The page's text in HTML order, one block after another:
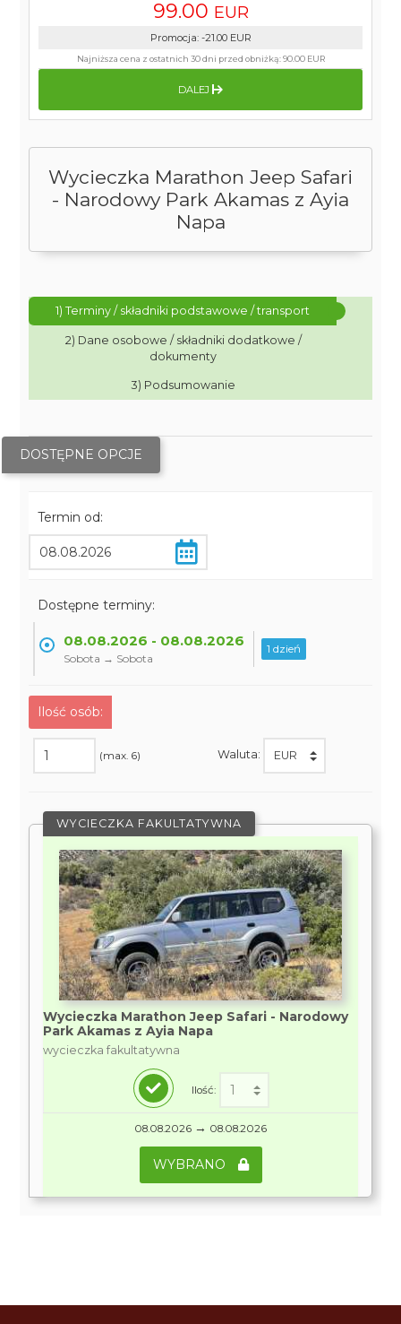
Wycieczka Marathon Jeep Safari
- Narodowy Park Akamas z Ayia
Napa
1) Terminy / składniki podstawowe / transport
2) Dane osobowe / składniki dodatkowe /
dokumenty
3) Podsumowanie
DOSTĘPNE OPCJE
Termin od:
Dostępne terminy:
08.08.2026 - 08.08.2026
Sobota → Sobota
1 dzień
Ilość osób:
(max. 6) Waluta:
WYCIECZKA FAKULTATYWNA
Wycieczka Marathon Jeep Safari - Narodowy
Park Akamas z Ayia Napa
wycieczka fakultatywna
Ilość:
08.08.2026 → 08.08.2026
WYBRANO
99.00 EUR
Promocja: -21.00 EUR
Najniższa cena z ostatnich 30 dni przed obniżką:90.00 EUR
DALEJ